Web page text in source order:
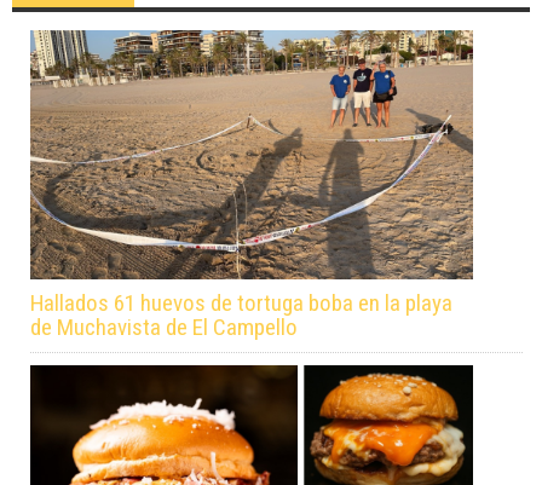
Hallados 61 huevos de tortuga boba en la playa
de Muchavista de El Campello